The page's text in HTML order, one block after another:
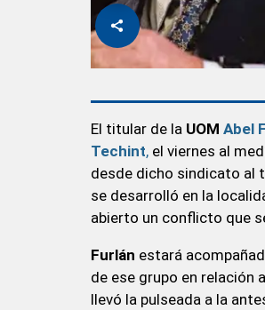
El titular de la UOM Abel
Techint, el viernes al
desde dicho sindicato al
se desarrolló en la
abierto un conflicto que
Furlán estará
de ese grupo en relación
llevó la pulseada a la